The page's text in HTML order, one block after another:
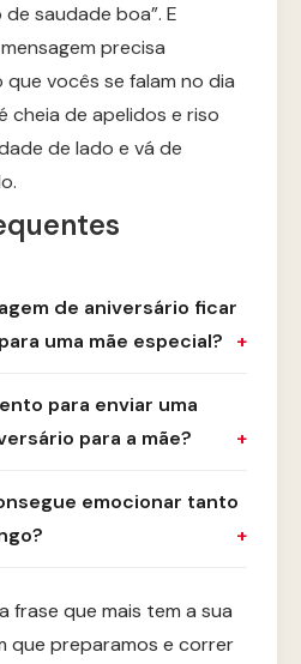
saudade boa”. E
precisa
vocês se falam no dia
cheia de apelidos e riso
de lado e vá de
de aniversário ficar
uma mãe especial?
para enviar uma
para a mãe?
emocionar tanto
frase que mais tem a sua
que preparamos e correr